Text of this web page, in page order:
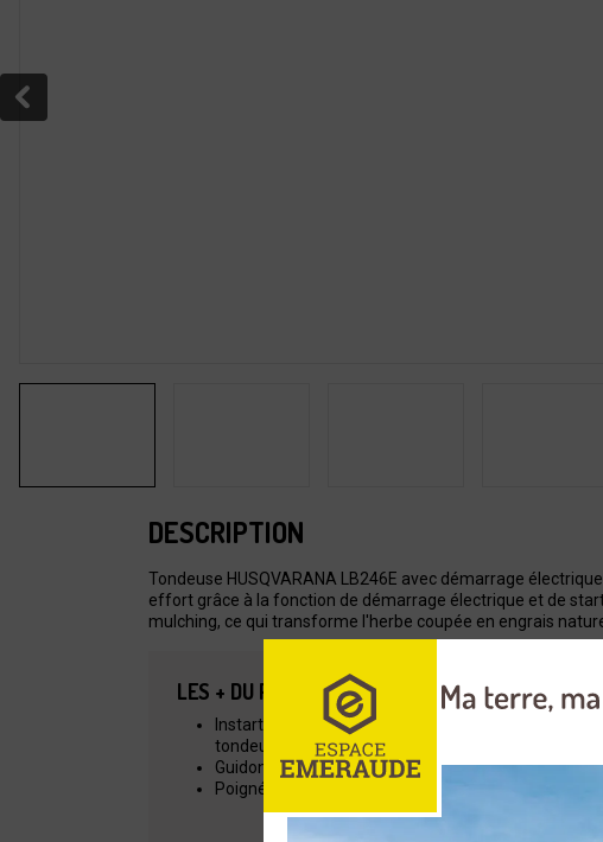
DESCRIPTION
Tondeuse HUSQVARANA LB246E avec démarrage
effort grâce à la fonction de démarrage électrique et de
mulching, ce qui transforme l'herbe coupée en engrais
LES + DU PRODUIT
Instart : Démarrer votre tondeuse en tirant le levier.
tondeuse à gazon.
Guidon ergonomique et poignée facile à rabattre
Poignée de réglage de la hauteur de coupe